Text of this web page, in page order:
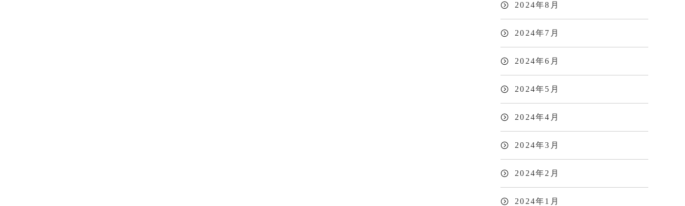
2024年8月
2024年7月
2024年6月
2024年5月
2024年4月
2024年3月
2024年2月
2024年1月